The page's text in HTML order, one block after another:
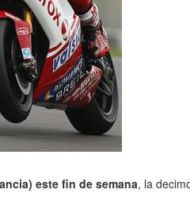
este fin de semana, la